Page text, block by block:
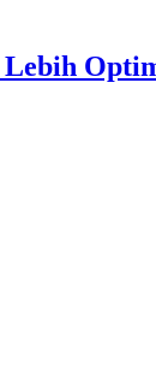
Lebih